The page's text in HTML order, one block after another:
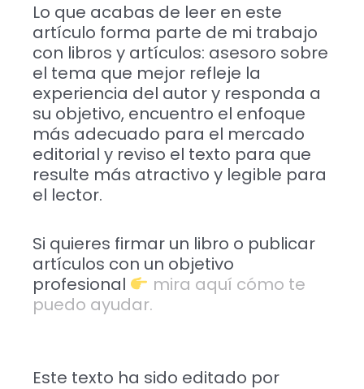
Lo que acabas de leer en este
artículo forma parte de mi trabajo
con libros y artículos: asesoro sobre
el tema que mejor refleje la
experiencia del autor y responda a
su objetivo, encuentro el enfoque
más adecuado para el mercado
editorial y reviso el texto para que
resulte más atractivo y legible para
el lector.
Si quieres firmar un libro o publicar
artículos con un objetivo
profesional
mira aquí cómo te
puedo ayudar.
Este texto ha sido editado por